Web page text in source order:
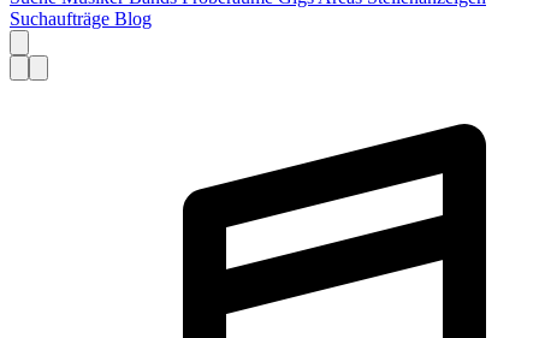
Suchaufträge Blog